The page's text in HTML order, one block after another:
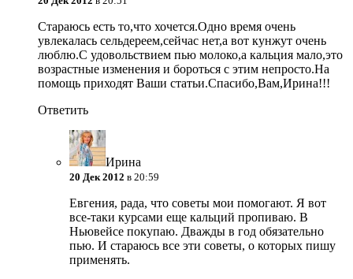
Стараюсь есть то,что хочется.Одно время очень
увлекалась сельдереем,сейчас нет,а вот кунжут очень
люблю.С удовольствием пью молоко,а кальция мало,это
возрастные изменения и бороться с этим непросто.На
помощь приходят Ваши статьи.Спасибо,Вам,Ирина!!!
Ответить
Ирина
20 Дек 2012 в 20:59
Евгения, рада, что советы мои помогают. Я вот
все-таки курсами еще кальций пропиваю. В
Ньювейсе покупаю. Дважды в год обязательно
пью. И стараюсь все эти советы, о которых пишу
применять.